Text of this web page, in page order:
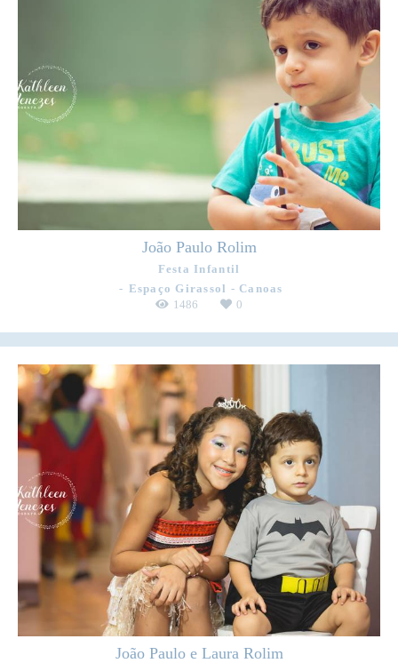
João Paulo Rolim
Festa Infantil
Espaço Girassol - Canoas
1486 0
João Paulo e Laura Rolim